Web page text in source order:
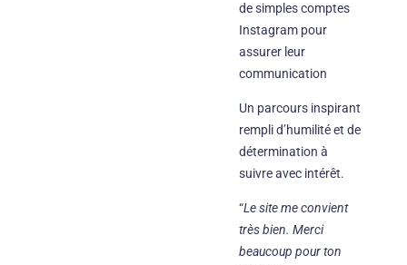
de simples comptes
Instagram pour
assurer leur
communication
Un parcours inspirant
rempli d’humilité et de
détermination à
suivre avec intérêt.
“Le site me convient
très bien. Merci
beaucoup pour ton